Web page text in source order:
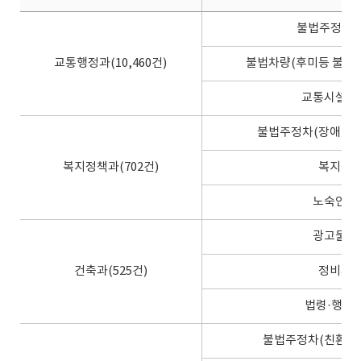
교통행정과(10,460건)
불법주정차(
불법차량(후미등 불량
교통시설물
복지정책과(702건)
불법주정차(장애인
복지정
노숙인관
건축과(525건)
광고물관
정비사
법령·행정
불법주정차(친환